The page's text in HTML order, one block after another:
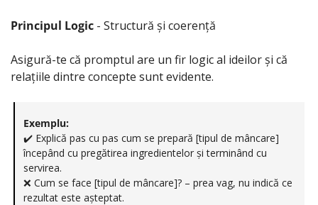
Principul Logic - Structură și coerență
Asigură-te că promptul are un fir logic al ideilor și că
relațiile dintre concepte sunt evidente.
Exemplu:
✔️ Explică pas cu pas cum se prepară [tipul de mâncare]
începând cu pregătirea ingredientelor și terminând cu
servirea.
❌ Cum se face [tipul de mâncare]? – prea vag, nu indică ce
rezultat este așteptat.